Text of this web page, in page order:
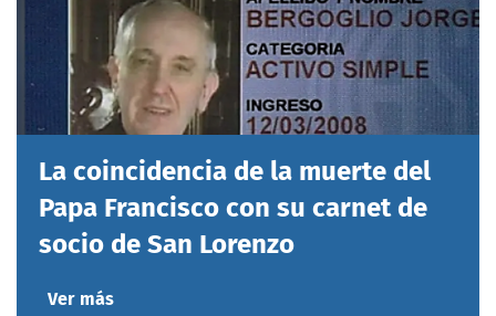
La coincidencia de la muerte del
Papa Francisco con su carnet de
socio de San Lorenzo
Ver más